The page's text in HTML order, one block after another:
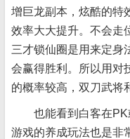
增巨龙副本，炫酷的特
效率大大提升。不会走
三才锁仙圈是用来定身
会赢得胜利。所以用对
的概率较高，双刀武将
也能看到白客在PK
游戏的养成玩法也是非